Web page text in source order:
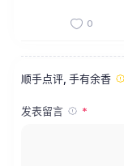
0
顺手点评, 手有余香
发表留言